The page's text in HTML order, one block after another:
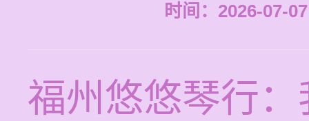
时间：2026-07-
福州悠悠琴行